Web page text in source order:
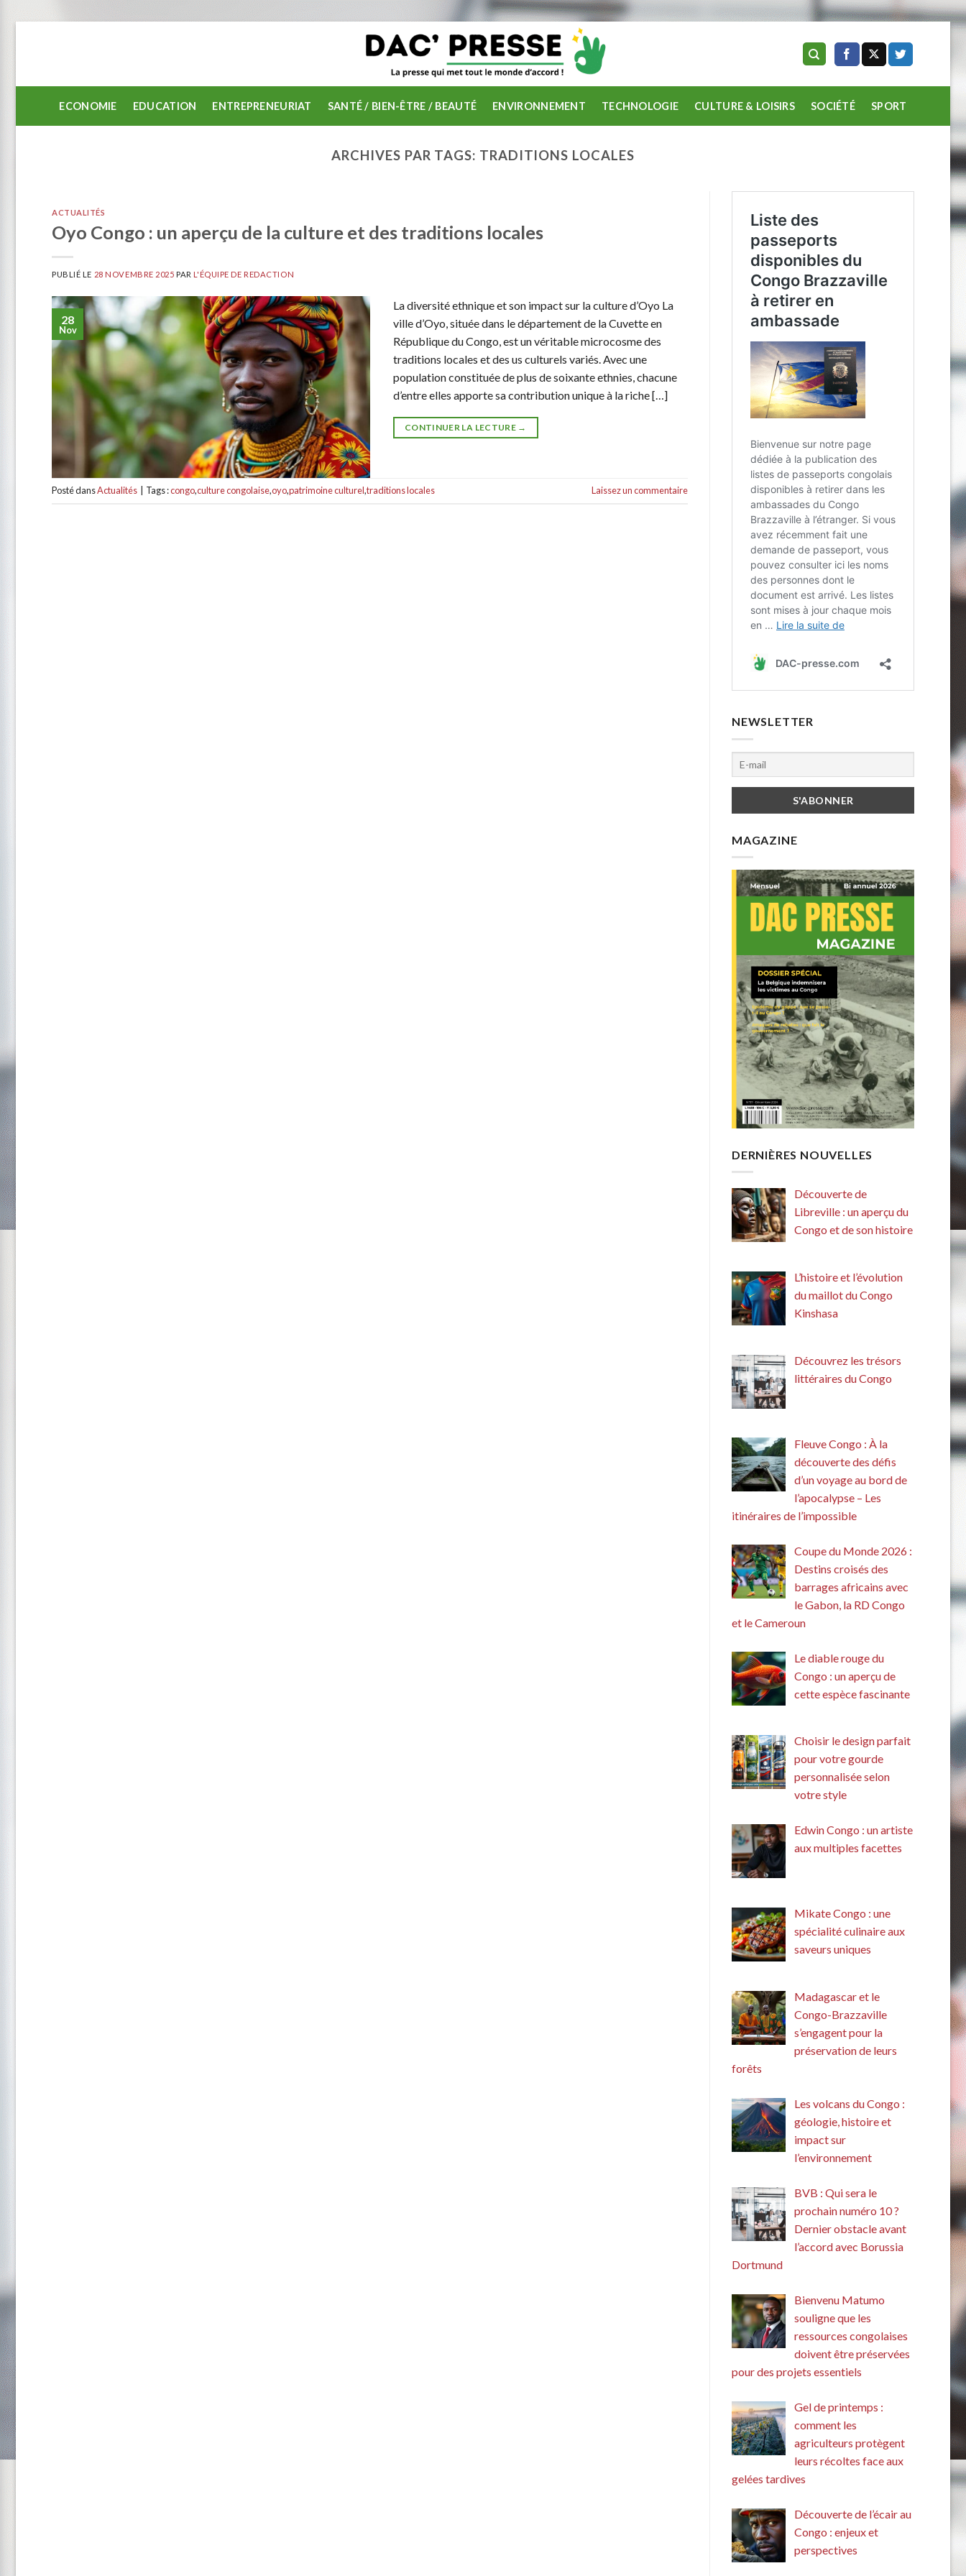
ECONOMIE EDUCATION ENTREPRENEURIAT SANTÉ / BIEN-ÊTRE / BEAUTÉ ENVIRONNEMENT TECHNOLOGIE CULTURE & LOISIRS SOCIÉTÉ SPORT
ARCHIVES PAR TAGS: TRADITIONS LOCALES
ACTUALITÉS
Oyo Congo : un aperçu de la culture et des traditions locales
PUBLIÉ LE 28 NOVEMBRE 2025 PARL'ÉQUIPE DE REDACTION
28
Nov
La diversité ethnique et son impact sur la culture d’Oyo La
ville d’Oyo, située dans le département de la Cuvette en
République du Congo, est un véritable microcosme des
traditions locales et des us culturels variés. Avec une
population constituée de plus de soixante ethnies, chacune
d’entre elles apporte sa contribution unique à la riche […]
CONTINUER LA LECTURE →
Posté dansActualités Tags :congo,culture congolaise,oyo,patrimoine culturel,traditions locales Laissez un commentaire
NEWSLETTER
MAGAZINE
DERNIÈRES NOUVELLES
Découverte de
Libreville : un aperçu du
Congo et de son histoire
L’histoire et l’évolution
du maillot du Congo
Kinshasa
Découvrez les trésors
littéraires du Congo
Fleuve Congo : À la
découverte des défis
d’un voyage au bord de
l’apocalypse – Les
itinéraires de l’impossible
Coupe du Monde 2026 :
Destins croisés des
barrages africains avec
le Gabon, la RD Congo
et le Cameroun
Le diable rouge du
Congo : un aperçu de
cette espèce fascinante
Choisir le design parfait
pour votre gourde
personnalisée selon
votre style
Edwin Congo : un artiste
aux multiples facettes
Mikate Congo : une
spécialité culinaire aux
saveurs uniques
Madagascar et le
Congo-Brazzaville
s’engagent pour la
préservation de leurs
forêts
Les volcans du Congo :
géologie, histoire et
impact sur
l’environnement
BVB : Qui sera le
prochain numéro 10 ?
Dernier obstacle avant
l’accord avec Borussia
Dortmund
Bienvenu Matumo
souligne que les
ressources congolaises
doivent être préservées
pour des projets essentiels
Gel de printemps :
comment les
agriculteurs protègent
leurs récoltes face aux
gelées tardives
Découverte de l’écair au
Congo : enjeux et
perspectives